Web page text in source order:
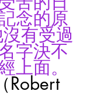
念的原
有受過
字決不
上面。
Robert